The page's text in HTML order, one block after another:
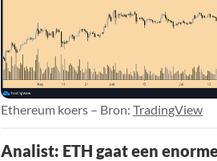
Ethereum koers – Bron: TradingView
Analist: ETH gaat een